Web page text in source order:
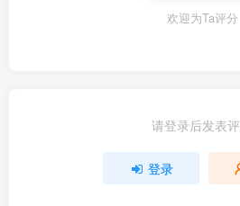
欢迎为Ta评分
请登录后发表
登录